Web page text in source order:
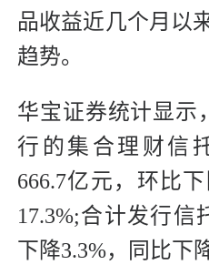
品收益近几个月以
趋势。
华宝证券统计显示
行的集合理财信
666.7亿元，环比
17.3%;合计发行信
下降3.3%，同比下